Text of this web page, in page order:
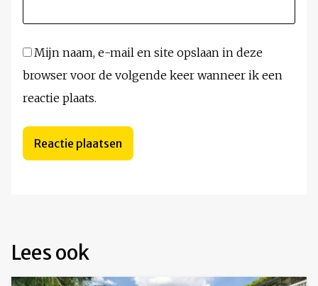
Mijn naam, e-mail en site opslaan in deze
browser voor de volgende keer wanneer ik een
reactie plaats.
Lees ook